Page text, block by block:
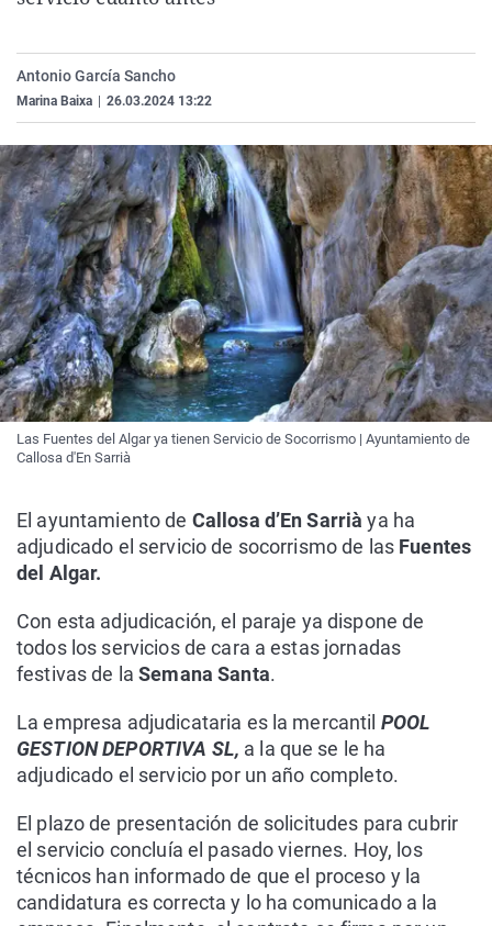
Gente viajera
Retornados
Galicia
País Vasco
Televisión
Antonio García Sancho
Marina Baixa 26.03.2024 13:22
Las Fuentes del Algar ya tienen Servicio de Socorrismo | Ayuntamiento de
Callosa d'En Sarrià
El ayuntamiento de Callosa d’En Sarrià ya ha
adjudicado el servicio de socorrismo de las Fuentes
del Algar.
Con esta adjudicación, el paraje ya dispone de
todos los servicios de cara a estas jornadas
festivas de laSemana Santa.
La empresa adjudicataria es la mercantil POOL
GESTION DEPORTIVA SL, a la que se le ha
adjudicado el servicio por un año completo.
El plazo de presentación de solicitudes para cubrir
el servicio concluía el pasado viernes. Hoy, los
técnicos han informado de que el proceso y la
candidatura es correcta y lo ha comunicado a la